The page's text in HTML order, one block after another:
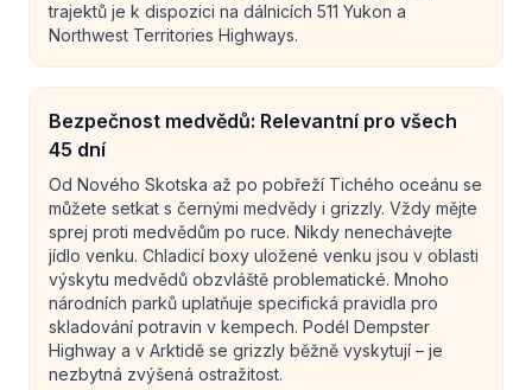
trajektů je k dispozici na dálnicích 511 Yukon a
Northwest Territories Highways.
Bezpečnost medvědů: Relevantní pro všech
45 dní
Od Nového Skotska až po pobřeží Tichého oceánu se
můžete setkat s černými medvědy i grizzly. Vždy mějte
sprej proti medvědům po ruce. Nikdy nenechávejte
jídlo venku. Chladicí boxy uložené venku jsou v oblasti
výskytu medvědů obzvláště problematické. Mnoho
národních parků uplatňuje specifická pravidla pro
skladování potravin v kempech. Podél Dempster
Highway a v Arktidě se grizzly běžně vyskytují – je
nezbytná zvýšená ostražitost.